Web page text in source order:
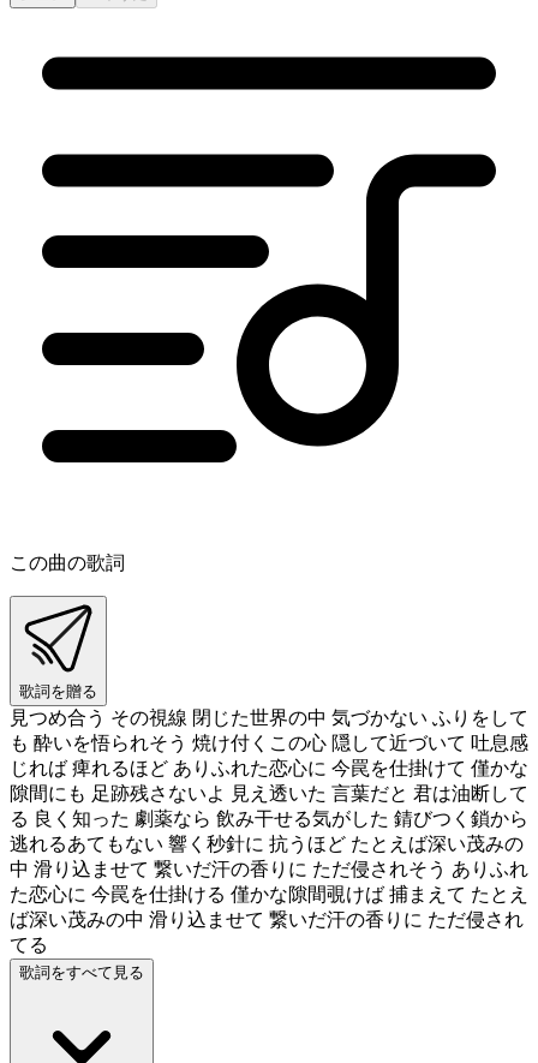
この曲の歌詞
歌詞を贈る
見つめ合う その視線 閉じた世界の中 気づかない ふりをして
も 酔いを悟られそう 焼け付くこの心 隠して近づいて 吐息感
じれば 痺れるほど ありふれた恋心に 今罠を仕掛けて 僅かな
隙間にも 足跡残さないよ 見え透いた 言葉だと 君は油断して
る 良く知った 劇薬なら 飲み干せる気がした 錆びつく鎖から
逃れるあてもない 響く秒針に 抗うほど たとえば深い茂みの
中 滑り込ませて 繋いだ汗の香りに ただ侵されそう ありふれ
た恋心に 今罠を仕掛ける 僅かな隙間覗けば 捕まえて たとえ
ば深い茂みの中 滑り込ませて 繋いだ汗の香りに ただ侵され
てる
歌詞をすべて見る